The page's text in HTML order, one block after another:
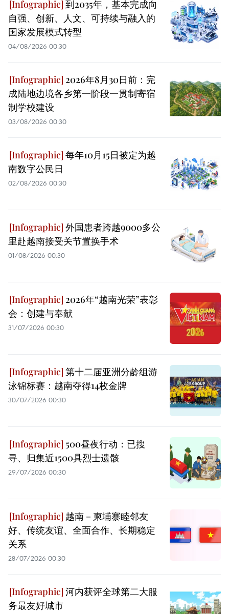
到2035年，基本完成向
自强、创新、人文、可持续与融入的
国家发展模式转型
04/08/2026 00:30
2026年8月30日前：完
成陆地边境各乡第一阶段一贯制寄宿
制学校建设
03/08/2026 00:30
每年10月15日被定为越
南数字公民日
02/08/2026 00:30
外国患者跨越9000多公
里赴越南接受关节置换手术
01/08/2026 00:30
2026年“越南光荣”表彰
会：创建与奉献
31/07/2026 00:30
第十二届亚洲分龄组游
泳锦标赛：越南夺得14枚金牌
30/07/2026 00:30
500昼夜行动：已搜
寻、归集近1500具烈士遗骸
29/07/2026 00:30
越南－柬埔寨睦邻友
好、传统友谊、全面合作、长期稳定
关系
28/07/2026 00:30
河内获评全球第二大服
务最友好城市